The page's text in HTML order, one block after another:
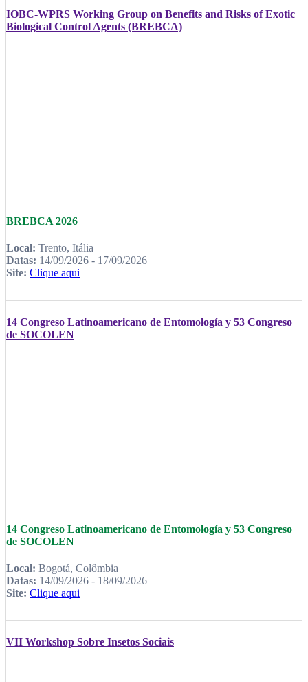
IOBC-WPRS Working Group on Benefits and Risks of Exotic
Biological Control Agents (BREBCA)
BREBCA 2026
Local: Trento, Itália
Datas: 14/09/2026 - 17/09/2026
Site: Clique aqui
14 Congreso Latinoamericano de Entomología y 53 Congreso
de SOCOLEN
14 Congreso Latinoamericano de Entomología y 53 Congreso
de SOCOLEN
Local: Bogotá, Colômbia
Datas: 14/09/2026 - 18/09/2026
Site: Clique aqui
VII Workshop Sobre Insetos Sociais